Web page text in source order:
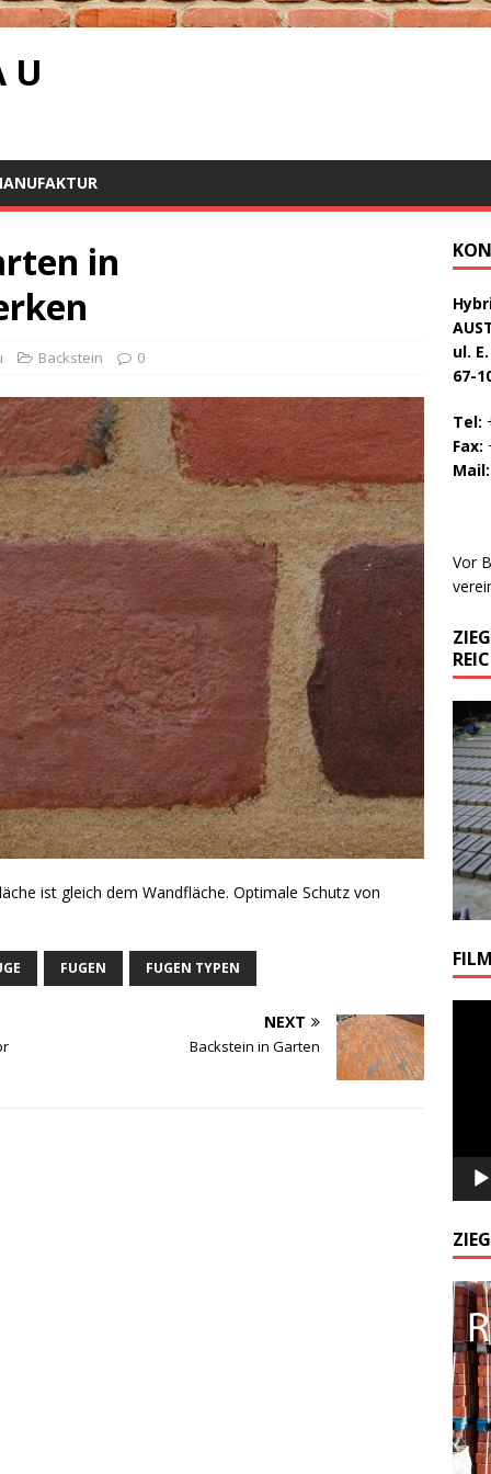
U
in
Backstein 0
ist gleich dem Wandfläche. Optimale Schutz von
FUGEN FUGEN TYPEN
NEXT
Backstein in Garten
ul.
67-
Tel:
Fax:
Mail:
Vor